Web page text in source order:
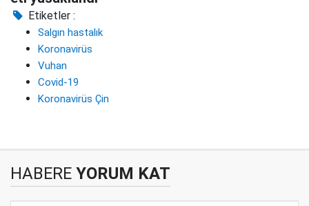
Etiketler :
Salgın hastalık
Koronavirüs
Vuhan
Covid-19
Koronavirüs Çin
HABERE YORUM KAT